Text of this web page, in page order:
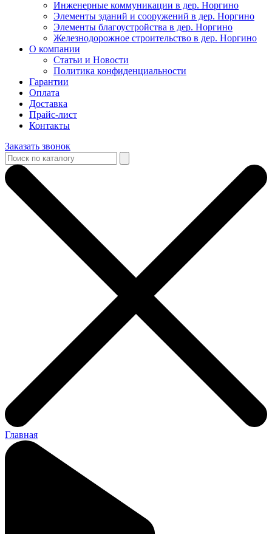
Инженерные коммуникации в дер. Норгино
Элементы зданий и сооружений в дер. Норгино
Элементы благоустройства в дер. Норгино
Железнодорожное строительство в дер. Норгино
О компании
Статьи и Новости
Политика конфиденциальности
Гарантии
Оплата
Доставка
Прайс-лист
Контакты
Заказать звонок
Главная